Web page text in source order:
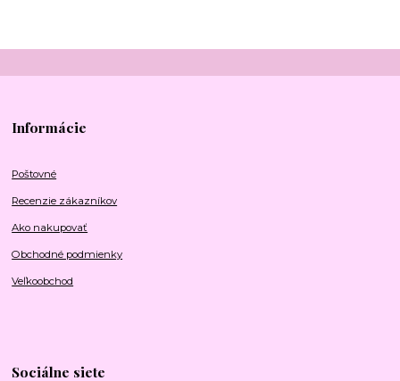
Informácie
Poštovné
Recenzie zákazníkov
Ako nakupovať
Obchodné podmienky
Veľkoobchod
Sociálne siete